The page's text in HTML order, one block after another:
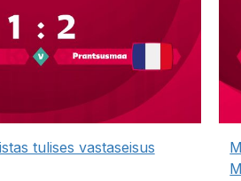
tulises vastaseisus